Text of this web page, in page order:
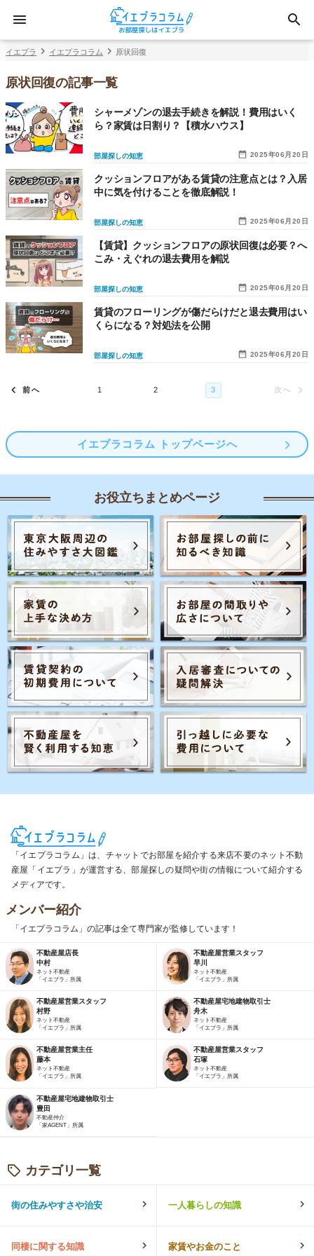
イエプラ イエプラコラム 原状回復
原状回復の記事一覧
2025年06月20日
部屋探しの知恵
シャーメゾンの退去手続きを解説！費用はいく
ら？家賃は日割り？【積水ハウス】
2025年06月20日
部屋探しの知恵
クッションフロアがある賃貸の注意点とは？入居
中に気を付けることを徹底解説！
2025年06月20日
部屋探しの知恵
【賃貸】クッションフロアの原状回復は必要？へ
こみ・えぐれの退去費用を解説
2025年06月20日
部屋探しの知恵
賃貸のフローリングが傷だらけだと退去費用はい
くらになる？対処法を公開
Posts navigation 2 3
イエプラコラム トップページへ
お役立ちまとめページ
「イエプラコラム」は、チャットでお部屋を紹介する来店不要のネット不動
産屋「イエプラ」が運営する、部屋探しの疑問や街の情報について紹介する
メディアです。
メンバー紹介
「イエプラコラム」の記事は全て専門家が監修しています！
不動産屋店長
中村
ネット不動産
「イエプラ」所属
不動産屋営業スタッフ
早川
ネット不動産
「イエプラ」所属
不動産屋営業スタッフ
村野
ネット不動産
「イエプラ」所属
不動産屋宅地建物取引士
舟木
ネット不動産
「イエプラ」所属
不動産屋営業主任
藤本
ネット不動産
「イエプラ」所属
不動産屋営業スタッフ
石塚
ネット不動産
「イエプラ」所属
不動産屋宅地建物取引士
豊田
不動産仲介
「家AGENT」所属
カテゴリ一覧
街の住みやすさや治安 一人暮らしの知識
同棲に関する知識 家賃やお金のこと